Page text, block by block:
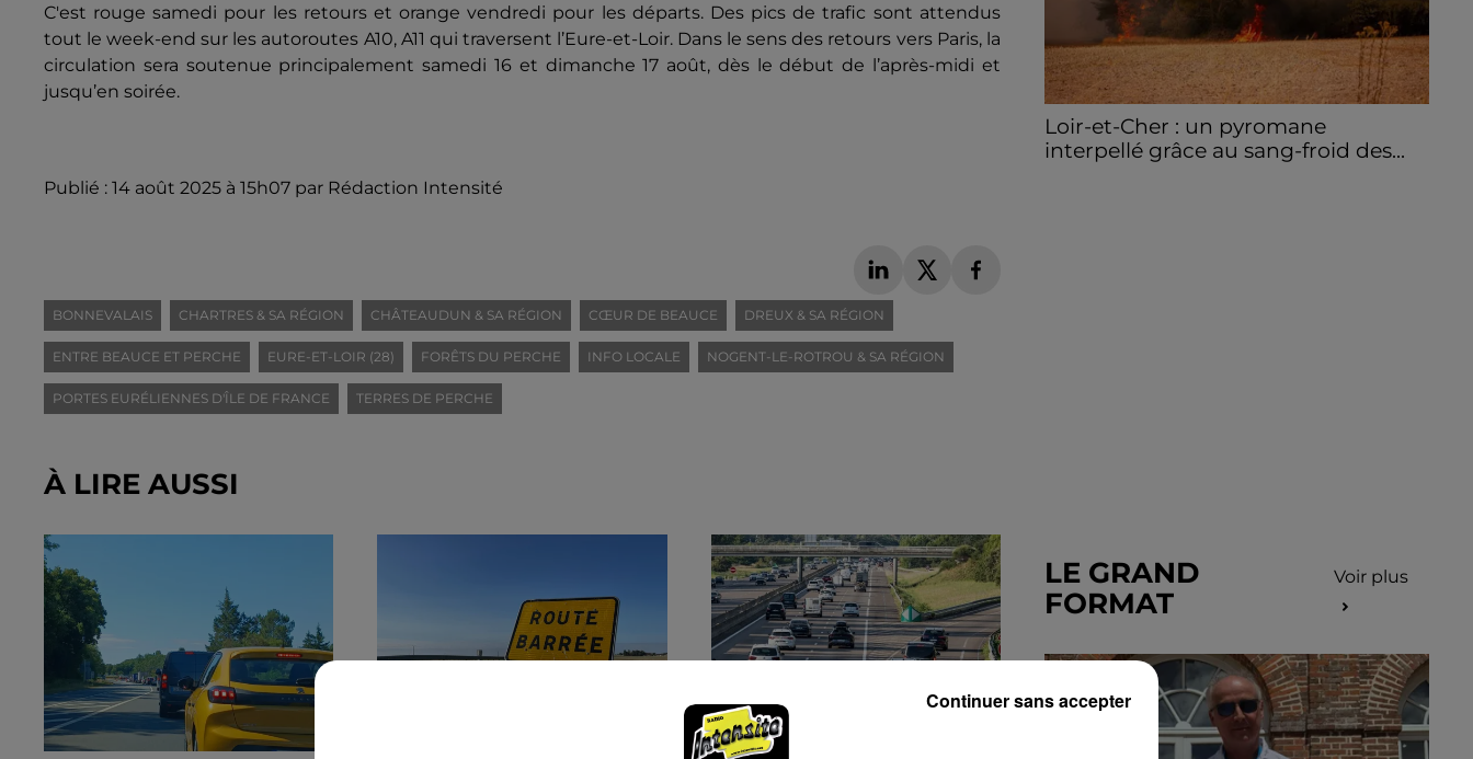
C'est rouge samedi pour les retours et orange vendredi pour les départs. Des pics de trafic sont attendus
tout le week-end sur les autoroutes A10, A11 qui traversent l’Eure-et-Loir. Dans le sens des retours vers Paris, la
circulation sera soutenue principalement samedi 16 et dimanche 17 août, dès le début de l’après-midi et
jusqu’en soirée.
Publié : 14 août 2025 à 15h07 par Rédaction Intensité
BONNEVALAIS CHARTRES & SA RÉGION CHÂTEAUDUN & SA RÉGION CŒUR DE BEAUCE DREUX & SA RÉGION
ENTRE BEAUCE ET PERCHE EURE-ET-LOIR (28) FORÊTS DU PERCHE INFO LOCALE NOGENT-LE-ROTROU & SA RÉGION
PORTES EURÉLIENNES D'ÎLE DE FRANCE TERRES DE PERCHE
À LIRE AUSSI
Loir-et-Cher : un pyromane
interpellé grâce au sang-froid des...
LE GRAND
FORMAT
Voir plus
Continuer sans accepter